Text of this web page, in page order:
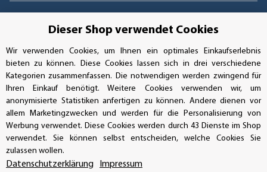
AUFKLEBERDEALER STORE
Handwerkerring 1, D-39326 Wolmirstedt
Dieser Shop verwendet Cookies
Wir verwenden Cookies, um Ihnen ein optimales Einkaufserlebnis
bieten zu können. Diese Cookies lassen sich in drei verschiedene
Kategorien zusammenfassen. Die notwendigen werden zwingend für
Ihren Einkauf benötigt. Weitere Cookies verwenden wir, um
anonymisierte Statistiken anfertigen zu können. Andere dienen vor
allem Marketingzwecken und werden für die Personalisierung von
Werbung verwendet. Diese Cookies werden durch 43 Dienste im Shop
verwendet. Sie können selbst entscheiden, welche Cookies Sie
zulassen wollen.
Datenschutzerklärung Impressum